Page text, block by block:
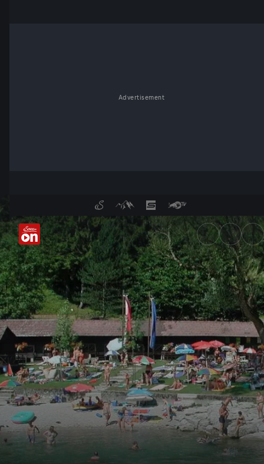
Advertisement
Ein Sommer wie damals -